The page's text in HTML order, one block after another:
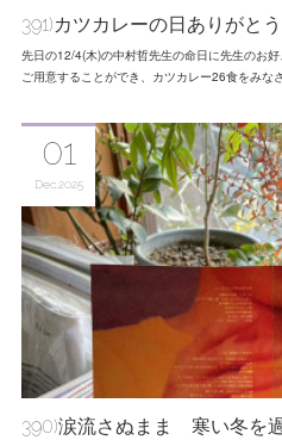
391)カツカレーの日ありがと
先日の12/4(木)の中村哲先生の命日に先生のお
ご用意することができ、カツカレー26食をみな
390)涙流さぬまま 寒い冬を
01
Dec 2025